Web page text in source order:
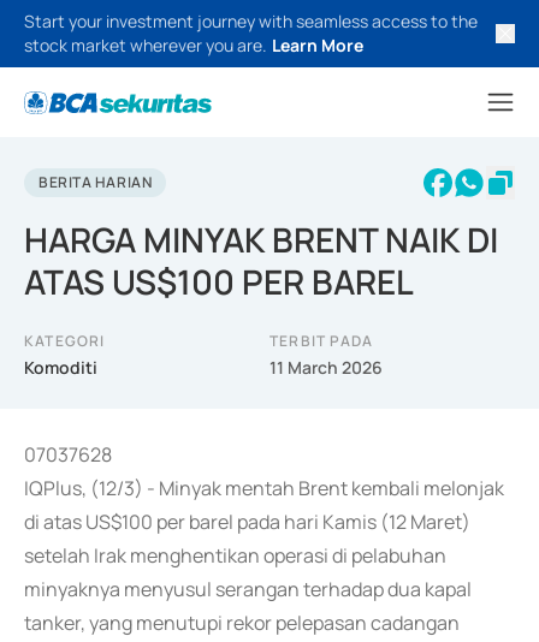
Start your investment journey with seamless access to the
stock market wherever you are. Learn More
BERITA HARIAN
HARGA MINYAK BRENT NAIK DI
ATAS US$100 PER BAREL
KATEGORI
Komoditi
TERBIT PADA
11 March 2026
07037628
IQPlus, (12/3) - Minyak mentah Brent kembali melonjak
di atas US$100 per barel pada hari Kamis (12 Maret)
setelah Irak menghentikan operasi di pelabuhan
minyaknya menyusul serangan terhadap dua kapal
tanker, yang menutupi rekor pelepasan cadangan